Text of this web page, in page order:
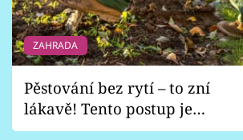
ZAHRADA
Pěstování bez rytí – to zní
lákavě! Tento postup je
vhodný jen pro některé